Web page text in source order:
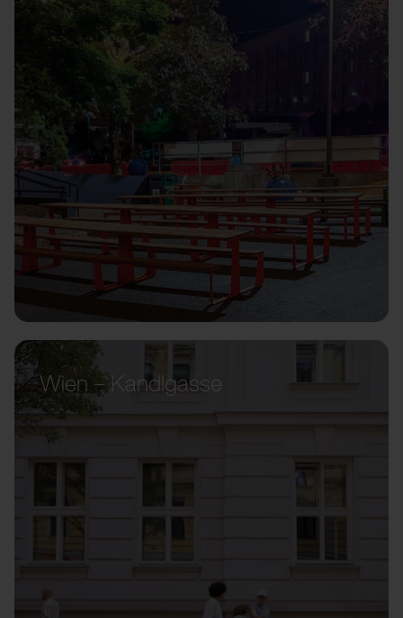
Wien – Kandlgasse